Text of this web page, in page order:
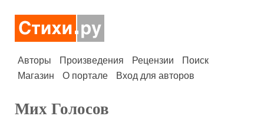
Авторы Произведения Рецензии
Поиск
Магазин
О портале Вход для авторов
Мих Голосов